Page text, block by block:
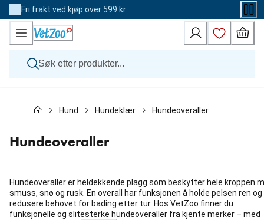
Skip
to
Content
Fri frakt ved kjøp over 599 kr
Katt
Andre dyr
Merker
Hund Hundeklær Hundeoveraller
Hundeoveraller
Hundeoveraller er heldekkende plagg som beskytter hele kroppen
smuss, snø og rusk. En overall har funksjonen å holde pelsen ren og
redusere behovet for bading etter tur. Hos VetZoo finner du
funksjonelle og slitesterke hundeoveraller fra kjente merker – med